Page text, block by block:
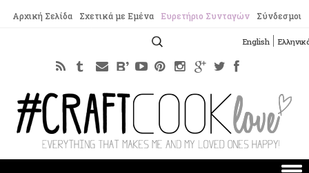
Αρχική Σελίδα Σχετικά με Εμένα Ευρετήριο Συνταγών Σύνδεσμοι
Αναζήτηση
English